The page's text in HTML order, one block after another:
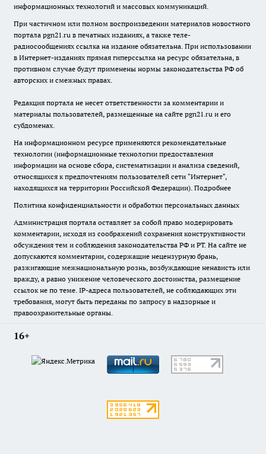
информационных технологий и массовых коммуникаций.
При частичном или полном воспроизведении материалов новостного
портала pgn21.ru в печатных изданиях, а также теле-
радиосообщениях ссылка на издание обязательна. При использовании
в Интернет-изданиях прямая гиперссылка на ресурс обязательна, в
противном случае будут применены нормы законодательства РФ об
авторских и смежных правах.
Редакция портала не несет ответственности за комментарии и
материалы пользователей, размещенные на сайте pgn21.ru и его
субдоменах.
На информационном ресурсе применяются рекомендательные
технологии (информационные технологии предоставления
информации на основе сбора, систематизации и анализа сведений,
относящихся к предпочтениям пользователей сети "Интернет",
находящихся на территории Российской Федерации). Подробнее
Политика конфиденциальности и обработки персональных данных
Администрация портала оставляет за собой право модерировать
комментарии, исходя из соображений сохранения конструктивности
обсуждения тем и соблюдения законодательства РФ и РТ. На сайте не
допускаются комментарии, содержащие нецензурную брань,
разжигающие межнациональную рознь, возбуждающие ненависть или
вражду, а равно унижение человеческого достоинства, размещение
ссылок не по теме. IP-адреса пользователей, не соблюдающих эти
требования, могут быть переданы по запросу в надзорные и
правоохранительные органы.
16+